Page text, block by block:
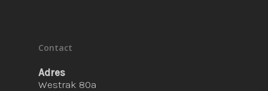
Contact
Adres
Westrak 80a